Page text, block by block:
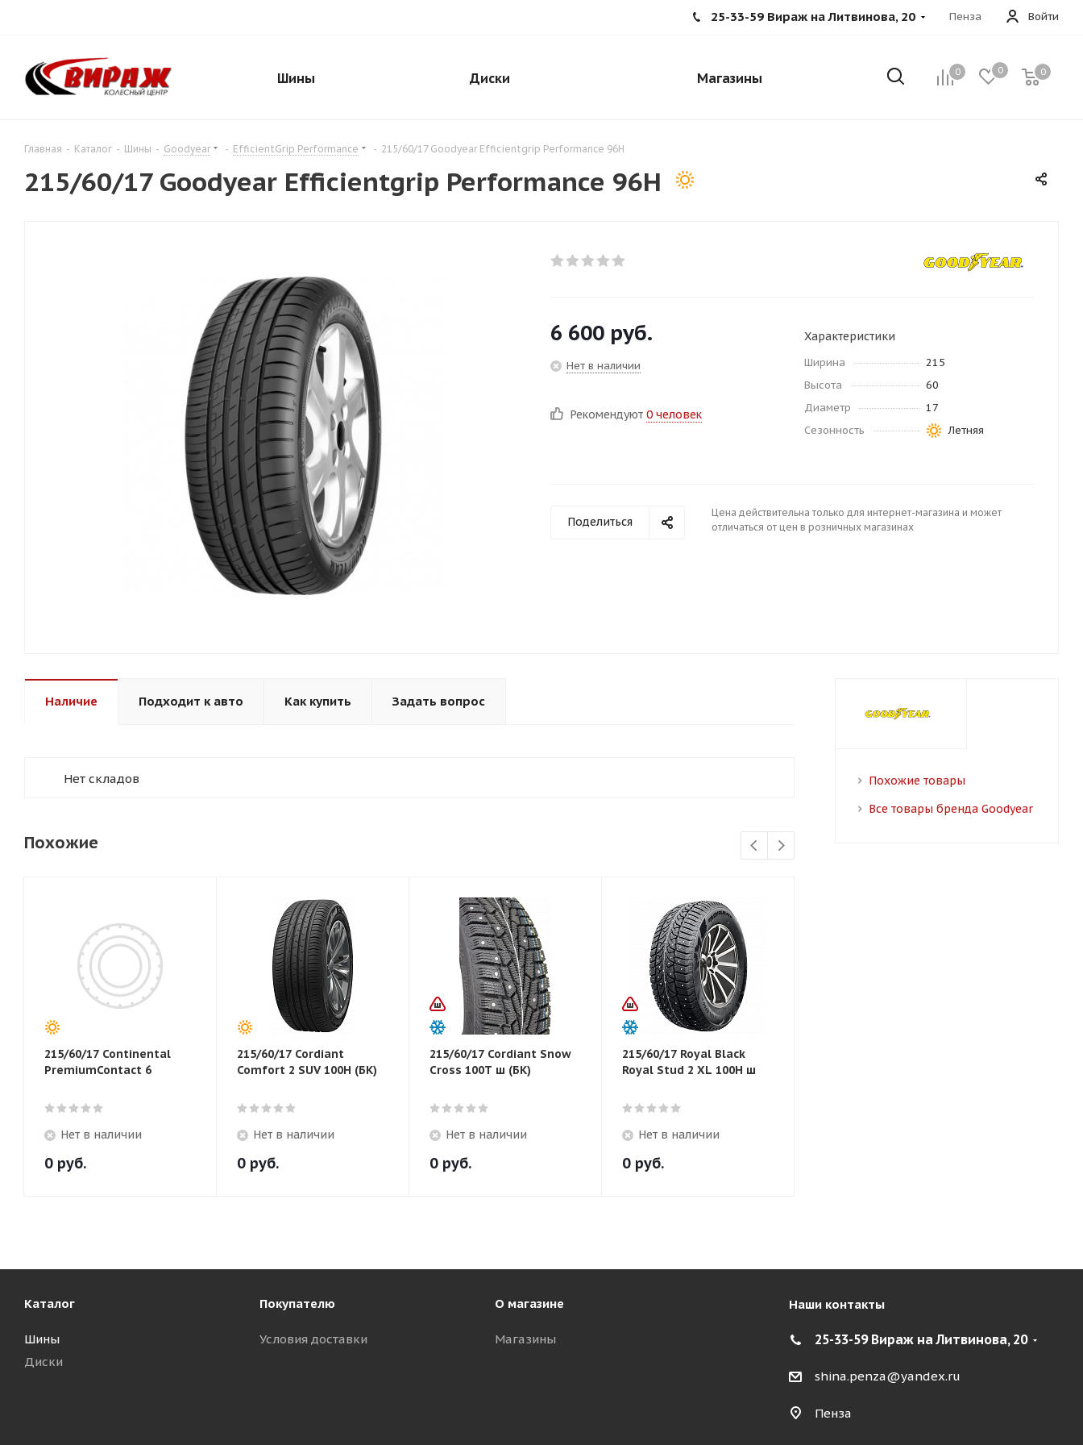
Войти
Пенза
25-33-59 Вираж на Литвинова, 20
0 0 0
Шины Диски Магазины
Главная - Каталог - Шины - Goodyear - EfficientGrip Performance - 215/60/17 Goodyear Efficientgrip Performance 96H
215/60/17 Goodyear Efficientgrip Performance 96H
6 600 руб.
Нет в наличии
Рекомендуют 0 человек
Характеристики
Ширина
215
Высота
60
Диаметр
17
Сезонность
Летняя
Поделиться
Цена действительна только для интернет-магазина и может
отличаться от цен в розничных магазинах
Наличие Подходит к авто Как купить Задать вопрос
Нет складов
Похожие
215/60/17 Continental
PremiumContact 6
Нет в наличии
0 руб.
215/60/17 Cordiant
Comfort 2 SUV 100H (БК)
Нет в наличии
0 руб.
215/60/17 Cordiant Snow
Cross 100T ш (БК)
Нет в наличии
0 руб.
215/60/17 Royal Black
Royal Stud 2 XL 100H ш
Нет в наличии
0 руб.
Похожие товары
Все товары бренда Goodyear
Каталог
Шины
Диски
Покупателю
Условия доставки
О магазине
Магазины
Наши контакты
25-33-59 Вираж на Литвинова, 20
shina.penza@yandex.ru
Пенза